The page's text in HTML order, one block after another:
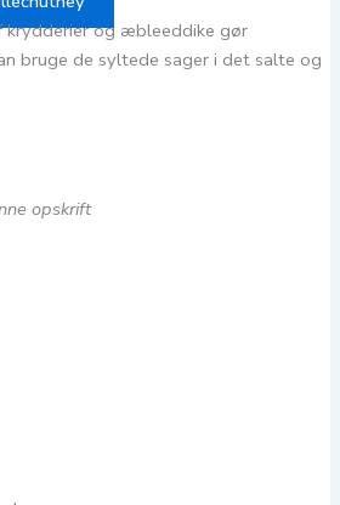
krydderier og æbleeddike gør
bruge de syltede sager i det salte og
opskrift